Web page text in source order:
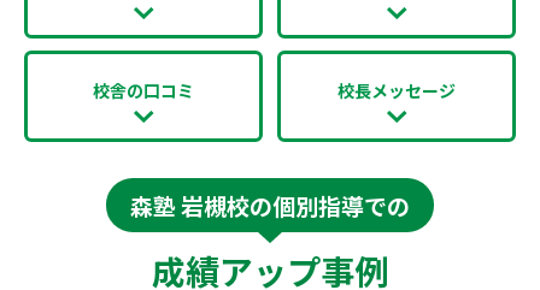
校舎の口コミ 校長メッセージ
森塾 岩槻校の個別指導での
成績アップ事例